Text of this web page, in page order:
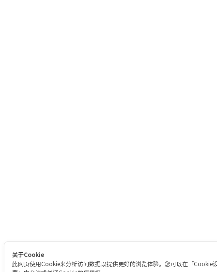
关于Cookie
此网页使用Cookie来分析访问数据以提供更好的浏览体验。您可以在「Cookie